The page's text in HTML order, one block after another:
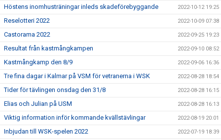
Höstens inomhusträningar inleds skadeförebyggande 2022-10-12 19:25
Reselotteri 2022 2022-10-09 07:38
Castorama 2022 2022-09-25 19:23
Resultat från kastmångkampen 2022-09-10 08:52
Kastmångkamp den 8/9 2022-09-06 16:36
Tre fina dagar i Kalmar på VSM för vetranerna i WSK 2022-08-28 18:54
Tider för tävlingen onsdag den 31/8 2022-08-28 16:15
Elias och Julian på USM 2022-08-28 16:13
Viktig information inför kommande kvällstävlingar 2022-08-19 20:01
Inbjudan till WSK-spelen 2022 2022-07-19 18:39